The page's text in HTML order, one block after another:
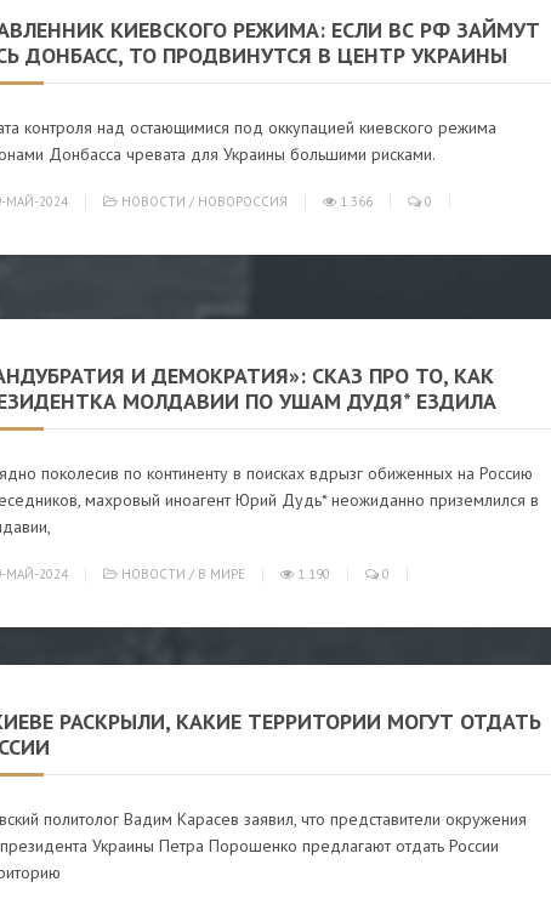
КИЕВСКОГО РЕЖИМА: ЕСЛИ ВС РФ ЗАЙМУТ
ДОНБАСС, ТО ПРОДВИНУТСЯ В ЦЕНТР УКРАИНЫ
контроля над остающимися под оккупацией киевского режима
Донбасса чревата для Украины большими рисками.
МАЙ-2024 НОВОСТИ / НОВОРОССИЯ 1 366 0
И ДЕМОКРАТИЯ»: СКАЗ ПРО ТО, КАК
МОЛДАВИИ ПО УШАМ ДУДЯ* ЕЗДИЛА
поколесив по континенту в поисках вдрызг обиженных на Россию
махровый иноагент Юрий Дудь* неожиданно приземлился в
МАЙ-2024 НОВОСТИ / В МИРЕ 1 190 0
РАСКРЫЛИ, КАКИЕ ТЕРРИТОРИИ МОГУТ ОТДАТЬ
политолог Вадим Карасев заявил, что представители окружения
Украины Петра Порошенко предлагают отдать России